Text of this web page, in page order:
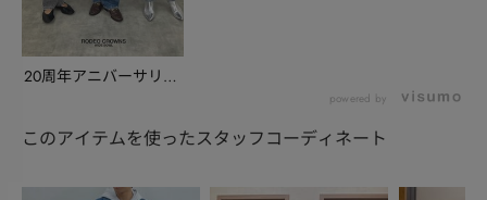
20周年アニバーサリー
powered by
このアイテムを使ったスタッフコーディネート